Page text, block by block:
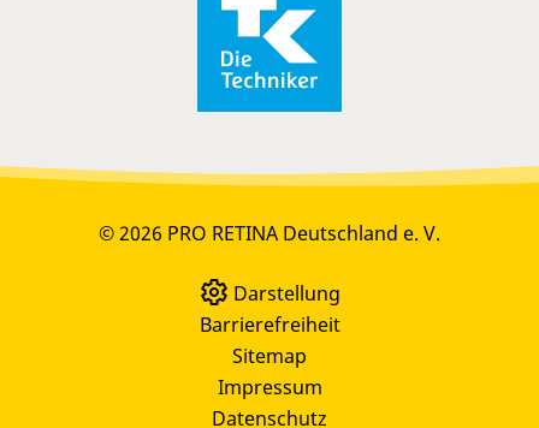
© 2026 PRO RETINA Deutschland e. V.
Darstellung
Barrierefreiheit
Sitemap
Impressum
Datenschutz